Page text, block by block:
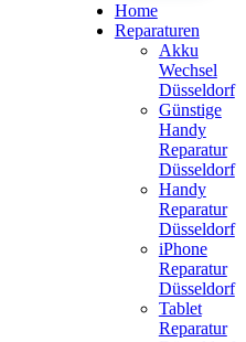
Home
Reparaturen
Akku
Wechsel
Düsseldorf
Günstige
Handy
Reparatur
Düsseldorf
Handy
Reparatur
Düsseldorf
iPhone
Reparatur
Düsseldorf
Tablet
Reparatur